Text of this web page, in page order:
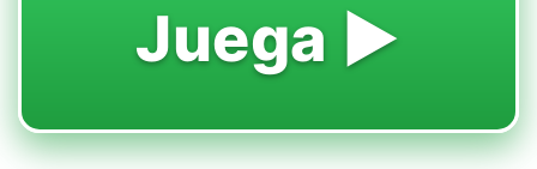
Juega ▶️